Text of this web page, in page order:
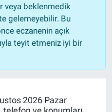
veya beklenmedik
gelemeyebilir. Bu
eczanenin açık
teyit etmeniz iyi bir
2026 Pazar